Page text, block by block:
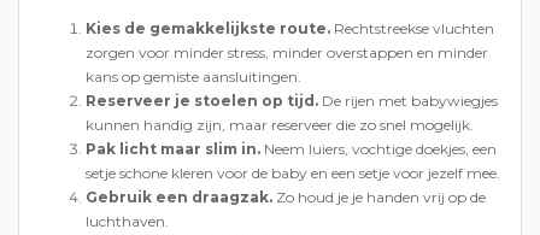
luchthaven.
Geef indien nodig tijdens het opstijgen en landen
te drinken.
Zuigen kan helpen om de druk in de oren te
verlichten.
Het helpt ook om je tas in verschillende vakken
in te delen: eten, luierbenodigdheden,
slaapspullen en reservekleding. Zo hoef je niet
alles uit te pakken om één klein dingetje te
vinden.